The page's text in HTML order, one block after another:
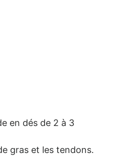
en dés de 2 à 3
gras et les tendons.